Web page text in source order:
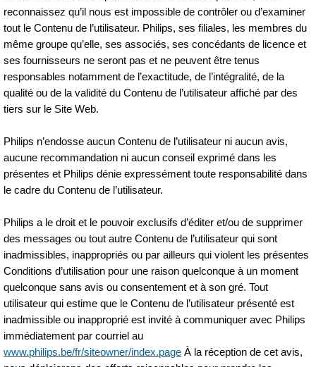
reconnaissez qu’il nous est impossible de contrôler ou d’examiner
tout le Contenu de l’utilisateur. Philips, ses filiales, les membres du
même groupe qu’elle, ses associés, ses concédants de licence et
ses fournisseurs ne seront pas et ne peuvent être tenus
responsables notamment de l’exactitude, de l’intégralité, de la
qualité ou de la validité du Contenu de l’utilisateur affiché par des
tiers sur le Site Web.
Philips n’endosse aucun Contenu de l’utilisateur ni aucun avis,
aucune recommandation ni aucun conseil exprimé dans les
présentes et Philips dénie expressément toute responsabilité dans
le cadre du Contenu de l’utilisateur.
Philips a le droit et le pouvoir exclusifs d’éditer et/ou de supprimer
des messages ou tout autre Contenu de l’utilisateur qui sont
inadmissibles, inappropriés ou par ailleurs qui violent les présentes
Conditions d’utilisation pour une raison quelconque à un moment
quelconque sans avis ou consentement et à son gré. Tout
utilisateur qui estime que le Contenu de l’utilisateur présenté est
inadmissible ou inapproprié est invité à communiquer avec Philips
immédiatement par courriel au
www.philips.be/fr/siteowner/index.page À la réception de cet avis,